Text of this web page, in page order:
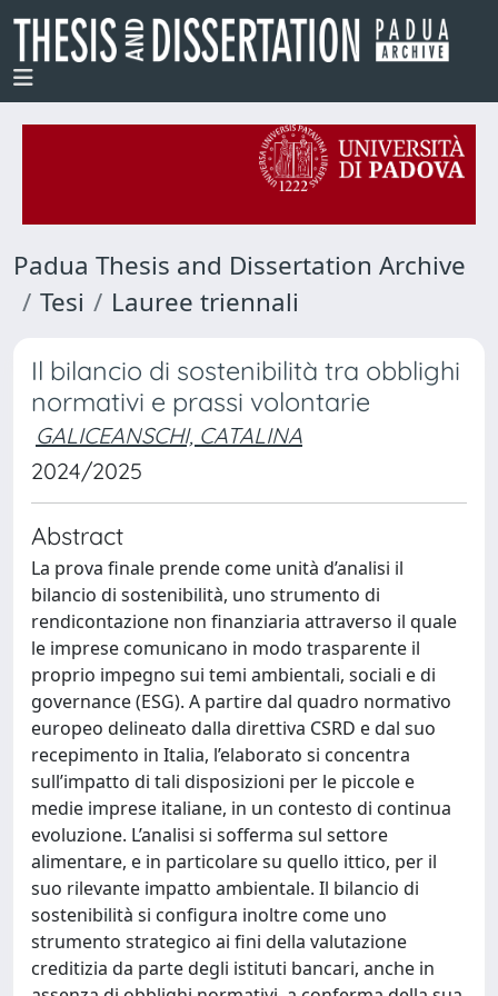
Padua Thesis and Dissertation Archive
Tesi
Lauree triennali
Il bilancio di sostenibilità tra obblighi
normativi e prassi volontarie
GALICEANSCHI, CATALINA
2024/2025
Abstract
La prova finale prende come unità d’analisi il
bilancio di sostenibilità, uno strumento di
rendicontazione non finanziaria attraverso il quale
le imprese comunicano in modo trasparente il
proprio impegno sui temi ambientali, sociali e di
governance (ESG). A partire dal quadro normativo
europeo delineato dalla direttiva CSRD e dal suo
recepimento in Italia, l’elaborato si concentra
sull’impatto di tali disposizioni per le piccole e
medie imprese italiane, in un contesto di continua
evoluzione. L’analisi si sofferma sul settore
alimentare, e in particolare su quello ittico, per il
suo rilevante impatto ambientale. Il bilancio di
sostenibilità si configura inoltre come uno
strumento strategico ai fini della valutazione
creditizia da parte degli istituti bancari, anche in